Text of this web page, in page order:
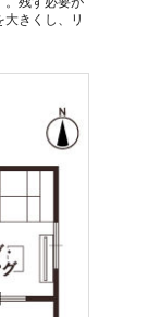
きくし、リ